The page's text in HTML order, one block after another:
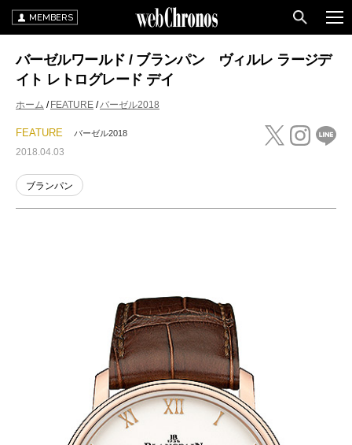
MEMBERS
バーゼルワールド / ブランパン ヴィルレ ラージデ
イト レトログレード デイ
ホーム FEATURE バーゼル2018
FEATURE バーゼル2018
2018.04.03
ブランパン